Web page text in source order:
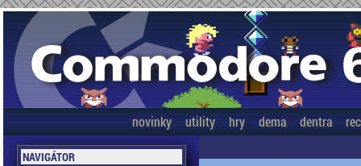
novinky utility hry dema dentra
NAVIGÁTOR